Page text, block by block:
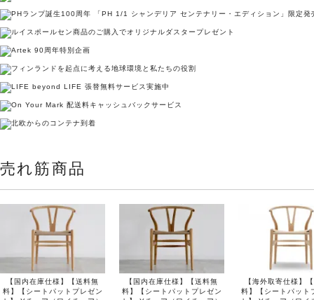
売れ筋商品
【国内在庫仕様】【送料無
料】【シートパットプレゼン
【国内在庫仕様】【送料無
料】【シートパットプレゼン
【海外取寄仕様】
料】【シートパット